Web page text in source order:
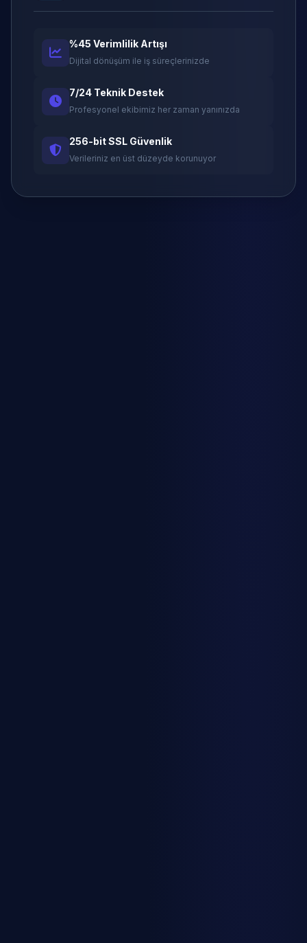
%45 Verimlilik Artışı
Dijital dönüşüm ile iş süreçlerinizde
7/24 Teknik Destek
Profesyonel ekibimiz her zaman yanınızda
256-bit SSL Güvenlik
Verileriniz en üst düzeyde korunuyor